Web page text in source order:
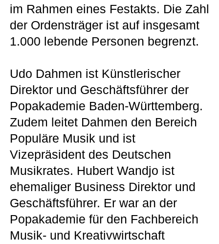
im Rahmen eines Festakts. Die Zahl
der Ordensträger ist auf insgesamt
1.000 lebende Personen begrenzt.
Udo Dahmen ist Künstlerischer
Direktor und Geschäftsführer der
Popakademie Baden-Württemberg.
Zudem leitet Dahmen den Bereich
Populäre Musik und ist
Vizepräsident des Deutschen
Musikrates. Hubert Wandjo ist
ehemaliger Business Direktor und
Geschäftsführer. Er war an der
Popakademie für den Fachbereich
Musik- und Kreativwirtschaft